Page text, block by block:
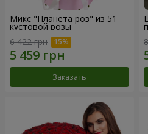
Микс "Планета роз" из 51
кустовой розы
6 422 грн
Заказать